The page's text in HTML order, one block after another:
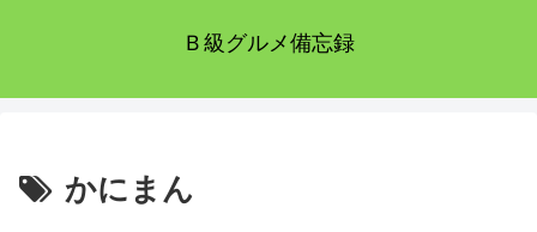
Ｂ級グルメ備忘録
かにまん